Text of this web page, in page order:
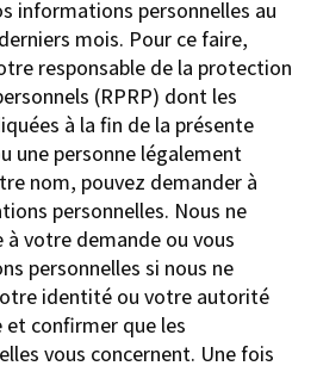
informations personnelles au
mois. Pour ce faire,
responsable de la protection
(RPRP) dont les
à la fin de la présente
une personne légalement
nom, pouvez demander à
personnelles. Nous ne
à votre demande ou vous
personnelles si nous ne
identité ou votre autorité
et confirmer que les
vous concernent. Une fois